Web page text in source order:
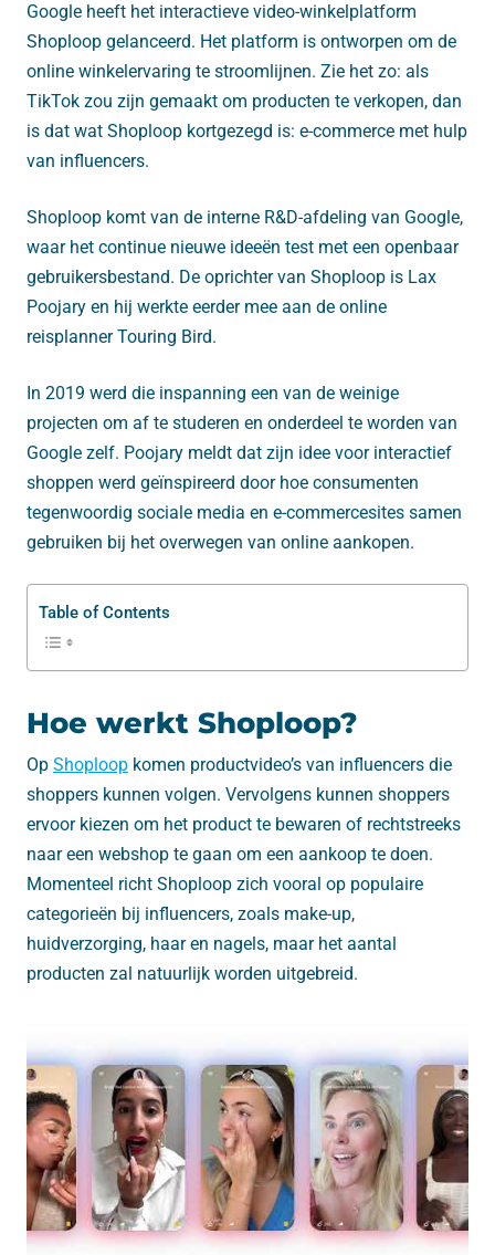
Google heeft het interactieve video-winkelplatform
Shoploop gelanceerd. Het platform is ontworpen om de
online winkelervaring te stroomlijnen. Zie het zo: als
TikTok zou zijn gemaakt om producten te verkopen, dan
is dat wat Shoploop kortgezegd is: e-commerce met hulp
van influencers.
Shoploop komt van de interne R&D-afdeling van Google,
waar het continue nieuwe ideeën test met een openbaar
gebruikersbestand. De oprichter van Shoploop is Lax
Poojary en hij werkte eerder mee aan de online
reisplanner Touring Bird.
In 2019 werd die inspanning een van de weinige
projecten om af te studeren en onderdeel te worden van
Google zelf. Poojary meldt dat zijn idee voor interactief
shoppen werd geïnspireerd door hoe consumenten
tegenwoordig sociale media en e-commercesites samen
gebruiken bij het overwegen van online aankopen.
Table of Contents
Hoe werkt Shoploop?
Op Shoploop komen productvideo’s van influencers die
shoppers kunnen volgen. Vervolgens kunnen shoppers
ervoor kiezen om het product te bewaren of rechtstreeks
naar een webshop te gaan om een aankoop te doen.
Momenteel richt Shoploop zich vooral op populaire
categorieën bij influencers, zoals make-up,
huidverzorging, haar en nagels, maar het aantal
producten zal natuurlijk worden uitgebreid.